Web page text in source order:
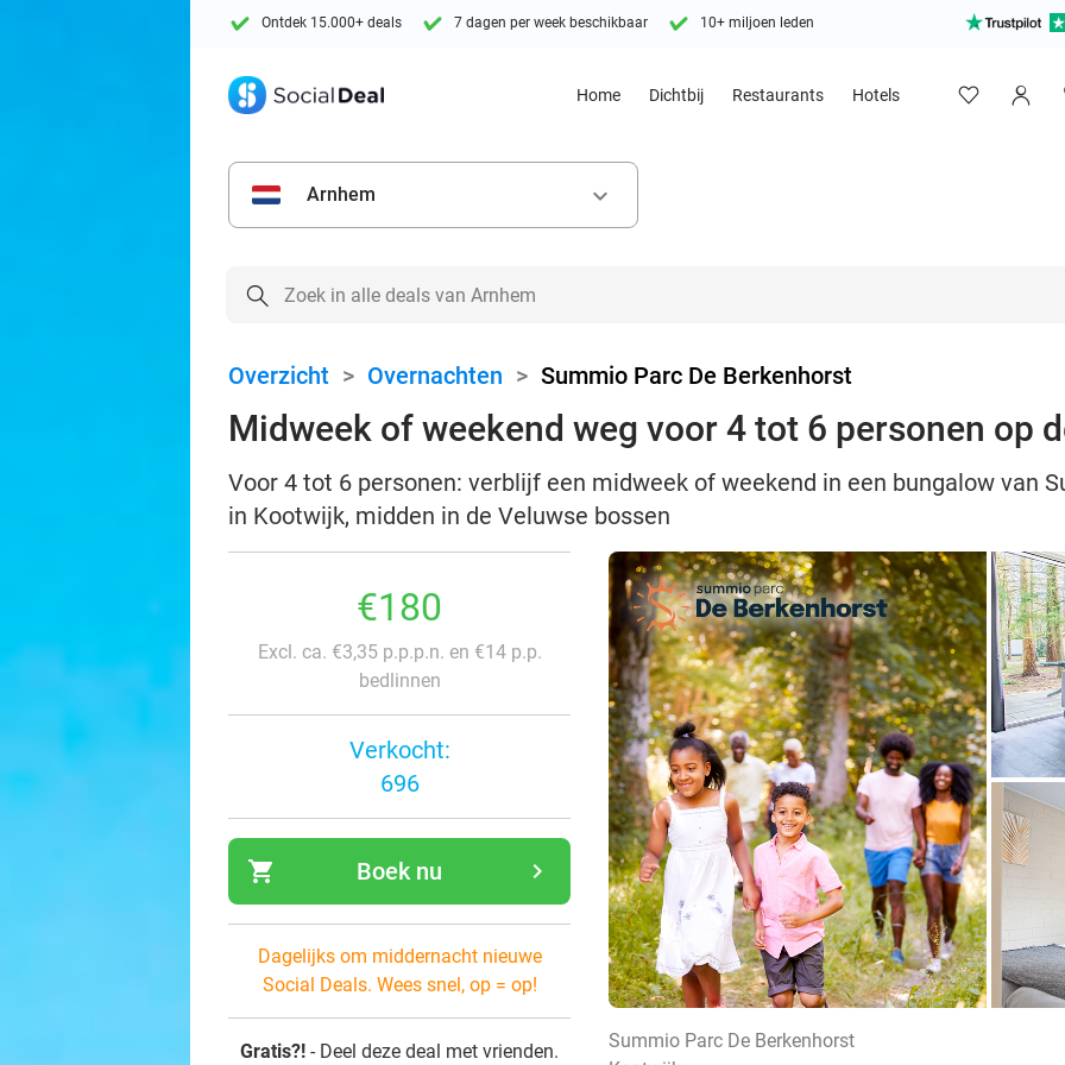
Ontdek 15.000+ deals 7 dagen per week beschikbaar 10+ miljoen leden
Home Dichtbij Restaurants Hotels
Arnhem keyboard_arrow_down
Overzicht > Overnachten > Summio Parc De Berkenhorst
Midweek of weekend weg voor 4 tot 6 personen op
Voor 4 tot 6 personen: verblijf een midweek of weekend in een bungalow van
in Kootwijk, midden in de Veluwse bossen
€180
Excl. ca. €3,35 p.p.p.n. en €14 p.p.
bedlinnen
Verkocht:
696
shopping_cart navigate_next
Boek nu
Dagelijks om middernacht nieuwe
Social Deals. Wees snel, op = op!
Gratis?! - Deel deze deal met vrienden.
Summio Parc De Berkenhorst